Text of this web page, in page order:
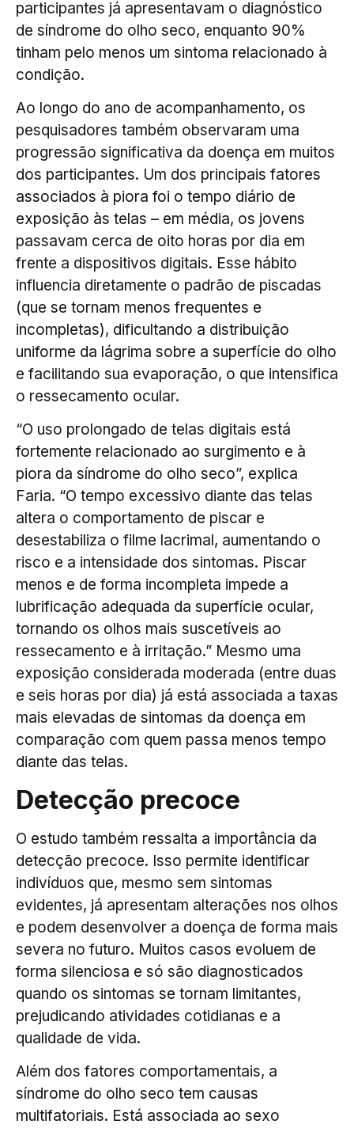
participantes já apresentavam o diagnóstico
de síndrome do olho seco, enquanto 90%
tinham pelo menos um sintoma relacionado à
condição.
Ao longo do ano de acompanhamento, os
pesquisadores também observaram uma
progressão significativa da doença em muitos
dos participantes. Um dos principais fatores
associados à piora foi o tempo diário de
exposição às telas – em média, os jovens
passavam cerca de oito horas por dia em
frente a dispositivos digitais. Esse hábito
influencia diretamente o padrão de piscadas
(que se tornam menos frequentes e
incompletas), dificultando a distribuição
uniforme da lágrima sobre a superfície do olho
e facilitando sua evaporação, o que intensifica
o ressecamento ocular.
“O uso prolongado de telas digitais está
fortemente relacionado ao surgimento e à
piora da síndrome do olho seco”, explica
Faria. “O tempo excessivo diante das telas
altera o comportamento de piscar e
desestabiliza o filme lacrimal, aumentando o
risco e a intensidade dos sintomas. Piscar
menos e de forma incompleta impede a
lubrificação adequada da superfície ocular,
tornando os olhos mais suscetíveis ao
ressecamento e à irritação.” Mesmo uma
exposição considerada moderada (entre duas
e seis horas por dia) já está associada a taxas
mais elevadas de sintomas da doença em
comparação com quem passa menos tempo
diante das telas.
Detecção precoce
O estudo também ressalta a importância da
detecção precoce. Isso permite identificar
indivíduos que, mesmo sem sintomas
evidentes, já apresentam alterações nos olhos
e podem desenvolver a doença de forma mais
severa no futuro. Muitos casos evoluem de
forma silenciosa e só são diagnosticados
quando os sintomas se tornam limitantes,
prejudicando atividades cotidianas e a
qualidade de vida.
Além dos fatores comportamentais, a
síndrome do olho seco tem causas
multifatoriais. Está associada ao sexo